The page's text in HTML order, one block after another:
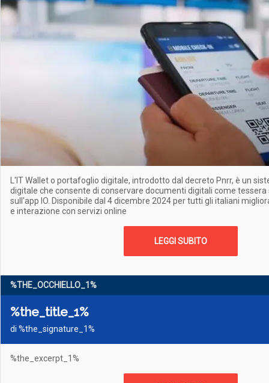
L'IT Wallet o portafoglio digitale, introdotto dal decreto Pnrr, è un
digitale che consente di conservare documenti digitali come
sull'app IO. Disponibile dal 4 dicembre 2024 per tutti gli italiani
e interazione con servizi online
LEGGI SUBITO
%THE_OCCHIELLO_1%
%the_title_1%
di %the_signature_1%
%the_excerpt_1%